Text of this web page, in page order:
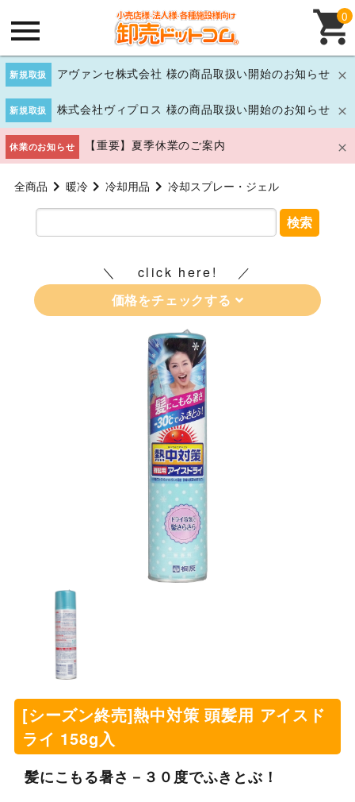
新規取扱 アヴァンセ株式会社 様の商品取扱い開始のお知らせ
新規取扱 株式会社ヴィプロス 様の商品取扱い開始のお知らせ
休業のお知らせ 【重要】夏季休業のご案内
0
全商品 暖冷 冷却用品 冷却スプレー・ジェル
検索
click here!
価格をチェックする
[シーズン終売]熱中対策 頭髪用 アイスド
ライ 158g入
髪にこもる暑さ－３０度でふきとぶ！